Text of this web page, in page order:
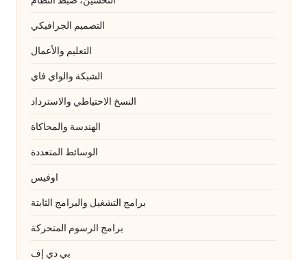
التصميم الجرافيكي
التعليم والأعمال
الشبكة والواي فاي
النسخ الاحتياطي والاسترداد
الهندسة والمحاكاة
الوسائط المتعددة
اوفيس
برامج التشغيل والبرامج الثابتة
برامج الرسوم المتحركة
بي دي إف